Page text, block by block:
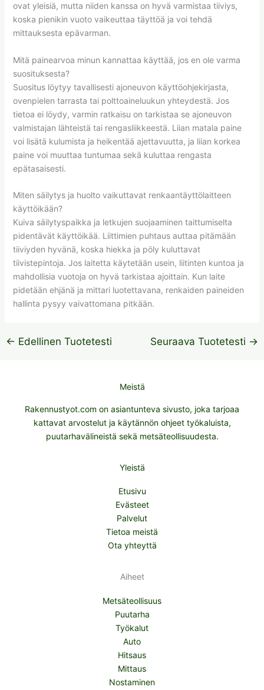
ovat yleisiä, mutta niiden kanssa on hyvä varmistaa tiiviys,
koska pienikin vuoto vaikeuttaa täyttöä ja voi tehdä
mittauksesta epävarman.
Mitä painearvoa minun kannattaa käyttää, jos en ole varma
suosituksesta?
Suositus löytyy tavallisesti ajoneuvon käyttöohjekirjasta,
ovenpielen tarrasta tai polttoaineluukun yhteydestä. Jos
tietoa ei löydy, varmin ratkaisu on tarkistaa se ajoneuvon
valmistajan lähteistä tai rengasliikkeestä. Liian matala paine
voi lisätä kulumista ja heikentää ajettavuutta, ja liian korkea
paine voi muuttaa tuntumaa sekä kuluttaa rengasta
epätasaisesti.
Miten säilytys ja huolto vaikuttavat renkaantäyttölaitteen
käyttöikään?
Kuiva säilytyspaikka ja letkujen suojaaminen taittumiselta
pidentävät käyttöikää. Liittimien puhtaus auttaa pitämään
tiiviyden hyvänä, koska hiekka ja pöly kuluttavat
tiivistepintoja. Jos laitetta käytetään usein, liitinten kuntoa ja
mahdollisia vuotoja on hyvä tarkistaa ajoittain. Kun laite
pidetään ehjänä ja mittari luotettavana, renkaiden paineiden
hallinta pysyy vaivattomana pitkään.
← Edellinen Tuotetesti Seuraava Tuotetesti →
Meistä
Rakennustyot.com on asiantunteva sivusto, joka tarjoaa
kattavat arvostelut ja käytännön ohjeet työkaluista,
puutarhavälineistä sekä metsäteollisuudesta.
Yleistä
Etusivu
Evästeet
Palvelut
Tietoa meistä
Ota yhteyttä
Aiheet
Metsäteollisuus
Puutarha
Työkalut
Auto
Hitsaus
Mittaus
Nostaminen